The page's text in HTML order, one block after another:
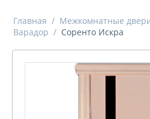
Главная / Межкомнатные
Варадор / Соренто Искра